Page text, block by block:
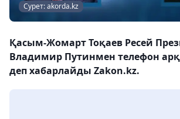
Сурет: akorda.kz
Қасым-Жомарт Тоқаев Ресей
Владимир Путинмен телефон
деп хабарлайды Zakon.kz.